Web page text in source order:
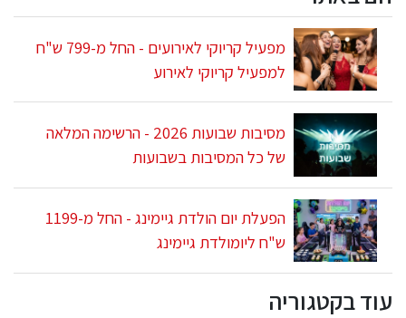
מפעיל קריוקי לאירועים - החל מ-799 ש"ח
למפעיל קריוקי לאירוע
מסיבות שבועות 2026 - הרשימה המלאה
של כל המסיבות בשבועות
הפעלת יום הולדת גיימינג - החל מ-1199
ש"ח ליומולדת גיימינג
עוד בקטגוריה